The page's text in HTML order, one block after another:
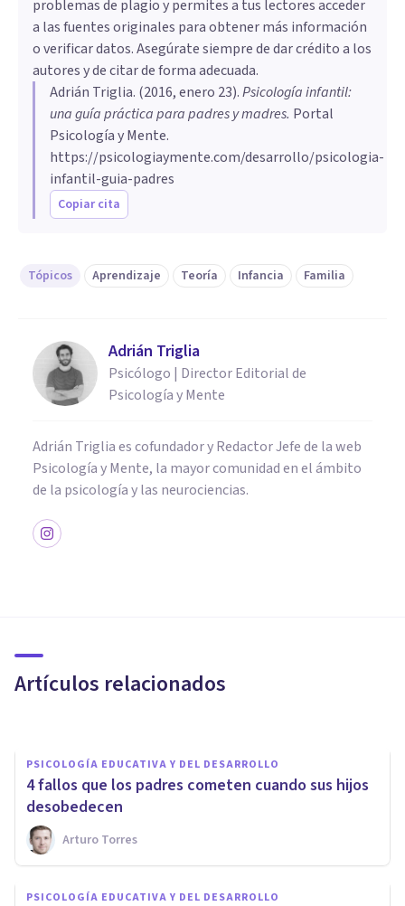
problemas de plagio y permites a tus lectores acceder
a las fuentes originales para obtener más información
o verificar datos. Asegúrate siempre de dar crédito a los
autores y de citar de forma adecuada.
Adrián Triglia. (2016, enero 23).​Psicología infantil:
una guía práctica para padres y madres. Portal
Psicología y Mente.
https://psicologiaymente.com/desarrollo/psicologia-
infantil-guia-padres
Copiar cita
Tópicos Aprendizaje Teoría Infancia Familia
Adrián Triglia
Psicólogo | Director Editorial de
Psicología y Mente
Adrián Triglia es cofundador y Redactor Jefe de la web
Psicología y Mente, la mayor comunidad en el ámbito
de la psicología y las neurociencias.
Artículos relacionados
vínculo entre padres e hijos
PSICOLOGÍA EDUCATIVA Y DEL DESARROLLO
4 fallos que los padres cometen cuando sus hijos
desobedecen
Arturo Torres
PSICOLOGÍA EDUCATIVA Y DEL DESARROLLO